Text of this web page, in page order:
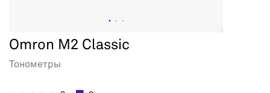
Omron M2 Classic
Тонометры